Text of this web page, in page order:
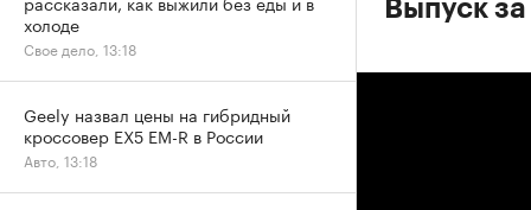
Выпуск
холоде
Свое дело, 13:18
Geely назвал цены на гибридный
кроссовер EX5 EM-R в России
Авто, 13:18